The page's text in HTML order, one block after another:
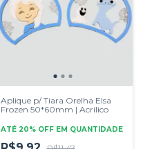
Aplique p/ Tiara Orelha Elsa
Frozen 50*60mm | Acrílico
ATÉ 20% OFF EM QUANTIDADE